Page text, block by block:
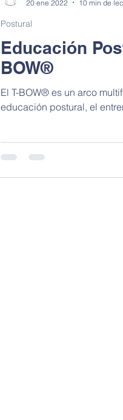
Educación
BOW®
El T-BOW® es un arco
educación postural, el
Postural
20 ene 2022
10 min de